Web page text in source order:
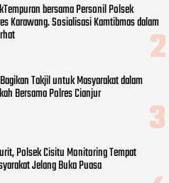
bersama Personil Polsek
Karawang. Sosialisasi Kamtibmas dalam
Takjil untuk Masyarakat dalam
Bersama Polres Cianjur
Polsek Cisitu Monitoring Tempat
Jelang Buka Puasa